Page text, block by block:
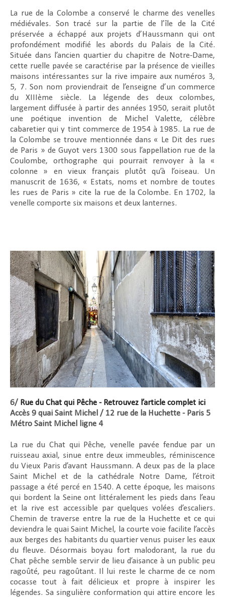
La rue de la Colombe a conservé le charme des venelles
médiévales. Son tracé sur la partie de l’île de la Cité
préservée a échappé aux projets d’Haussmann qui ont
profondément modifié les abords du Palais de la Cité.
Située dans l’ancien quartier du chapitre de Notre-Dame,
cette ruelle pavée se caractérise par la présence de vieilles
maisons intéressantes sur la rive impaire aux numéros 3,
5, 7. Son nom proviendrait de l’enseigne d’un commerce
du XIIIème siècle. La légende des deux colombes,
largement diffusée à partir des années 1950, serait plutôt
une poétique invention de Michel Valette, célèbre
cabaretier qui y tint commerce de 1954 à 1985. La rue de
la Colombe se trouve mentionnée dans « Le Dit des rues
de Paris » de Guyot vers 1300 sous l’appellation rue de la
Coulombe, orthographe qui pourrait renvoyer à la «
colonne » en vieux français plutôt qu’à l’oiseau. Un
manuscrit de 1636, « Estats, noms et nombre de toutes
les rues de Paris » cite la rue de la Colombe. En 1702, la
venelle comporte six maisons et deux lanternes.
6/ Rue du Chat qui Pêche - Retrouvez l’article complet ici
Accès 9 quai Saint Michel / 12 rue de la Huchette - Paris 5
Métro Saint Michel ligne 4
La rue du Chat qui Pêche, venelle pavée fendue par un
ruisseau axial, sinue entre deux immeubles, réminiscence
du Vieux Paris d’avant Haussmann. A deux pas de la place
Saint Michel et de la cathédrale Notre Dame, l’étroit
passage a été percé en 1540. A cette époque, les maisons
qui bordent la Seine ont littéralement les pieds dans l’eau
et la rive est accessible par quelques volées d’escaliers.
Chemin de traverse entre la rue de la Huchette et ce qui
deviendra le quai Saint Michel, la courte voie facilite l’accès
aux berges des habitants du quartier venus puiser les eaux
du fleuve. Désormais boyau fort malodorant, la rue du
Chat pêche semble servir de lieu d’aisance à un public peu
ragoûté, peu ragoûtant. Il lui reste le charme de ce nom
cocasse tout à fait délicieux et propre à inspirer les
légendes. Sa singulière conformation qui attire encore les